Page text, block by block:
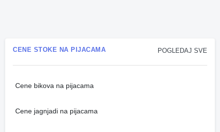
POGLEDAJ SVE
CENE STOKE NA PIJACAMA
Cene bikova na pijacama
Cene jagnjadi na pijacama